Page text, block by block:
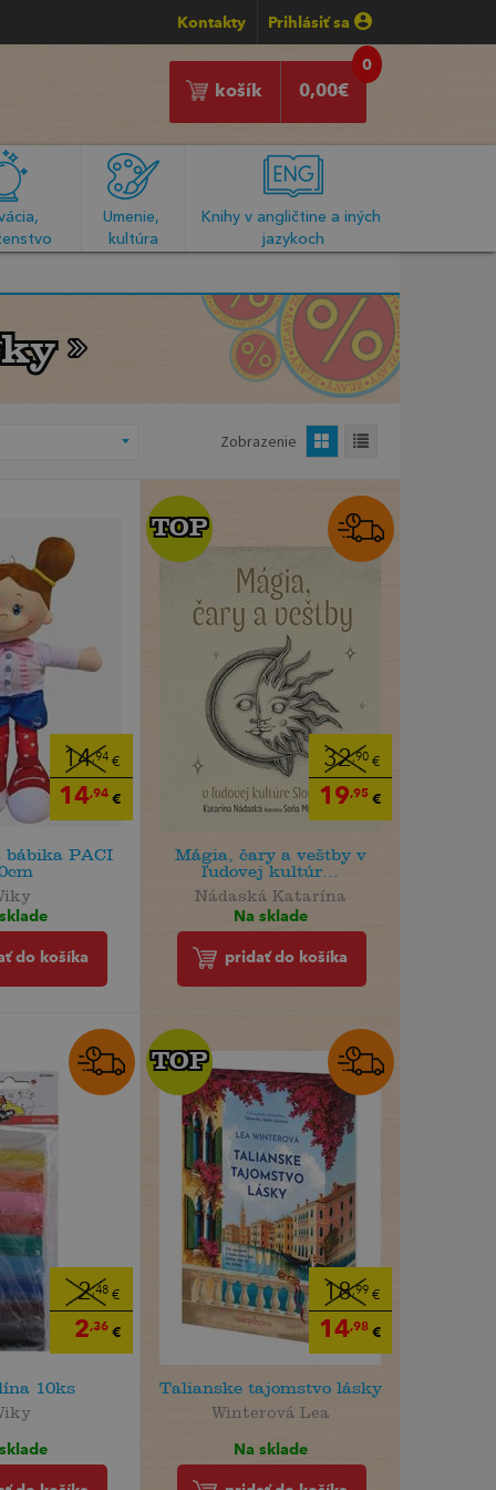
Kontakty Prihlásiť sa
0
0,00€
košík
Umenie,
kultúra
Knihy v angličtine a iných
jazykoch
Zobrazenie
14,94 €
14,94 €
bábika PACI
do košíka
2,48 €
2,36 €
10ks
32,90€
19,95€
TOP
TOP
Mágia, čary a veštby v
ľudovej kultúr...
Nádaská Katarína
Na sklade
pridať do košíka
18,99 €
14,98€
TOP
TOP
Talianske tajomstvo lásky
Winterová Lea
Na sklade